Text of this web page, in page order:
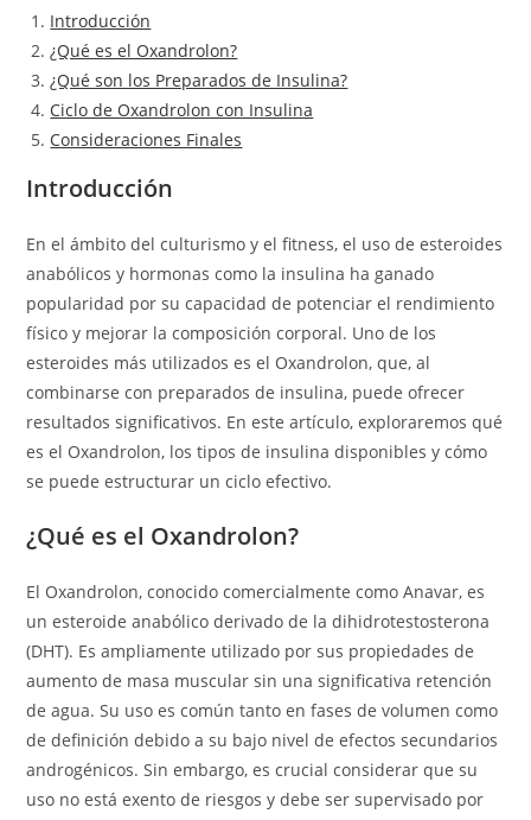
Introducción
¿Qué es el Oxandrolon?
¿Qué son los Preparados de Insulina?
Ciclo de Oxandrolon con Insulina
Consideraciones Finales
Introducción
En el ámbito del culturismo y el fitness, el uso de esteroides
anabólicos y hormonas como la insulina ha ganado
popularidad por su capacidad de potenciar el rendimiento
físico y mejorar la composición corporal. Uno de los
esteroides más utilizados es el Oxandrolon, que, al
combinarse con preparados de insulina, puede ofrecer
resultados significativos. En este artículo, exploraremos qué
es el Oxandrolon, los tipos de insulina disponibles y cómo
se puede estructurar un ciclo efectivo.
¿Qué es el Oxandrolon?
El Oxandrolon, conocido comercialmente como Anavar, es
un esteroide anabólico derivado de la dihidrotestosterona
(DHT). Es ampliamente utilizado por sus propiedades de
aumento de masa muscular sin una significativa retención
de agua. Su uso es común tanto en fases de volumen como
de definición debido a su bajo nivel de efectos secundarios
androgénicos. Sin embargo, es crucial considerar que su
uso no está exento de riesgos y debe ser supervisado por